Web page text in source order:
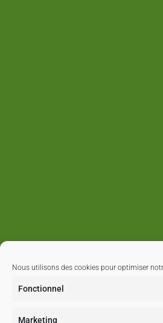
Nous utilisons des cookies pour optimiser
Fonctionnel
Marketing